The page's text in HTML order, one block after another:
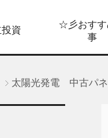
資
☆彡おすす
事
太陽光発電 中古パ